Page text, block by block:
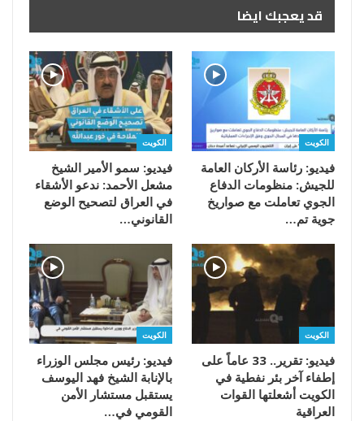
قد يعجبك ايضا
الكويت
فيديو: رئاسة الأركان العامة
للجيش: منظومات الدفاع
الجوي تعاملت مع صواريخ
جوية تم…
الكويت
فيديو: سمو الأمير الشيخ
مشعل الأحمد: ندعو الأشقاء
في العراق لتصحيح الوضع
القانوني…
الكويت
فيديو: تقرير.. 33 عاماً على
إطفاء آخر بئر نفطية في
الكويت أشعلتها القوات
العراقية
الكويت
فيديو: رئيس مجلس الوزراء
بالإنابة الشيخ فهد اليوسف
يستقبل مستشار الأمن
القومي في…